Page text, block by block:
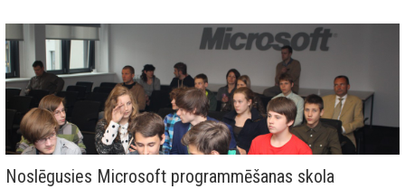
Noslēgusies Microsoft programmēšanas skola